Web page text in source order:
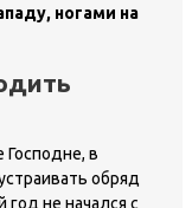
ногами на
в
обряд
не начался с